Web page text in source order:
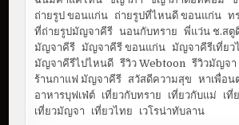
ถ่ายรูป ขอนแก่น ถ่ายรูปที่ไหนดี ขอนแก่น ท
ที่ถ่ายรูปมัญจาคีรี นอนกับทราย พี่แว่น ช.สตู
มัญจาคีรี มัญจาคีรี ขอนแก่น มัญจาคีรีเที่ยว
มัญจาคีรีไปไหนดี รีวิว Webtoon
รีวิวมัญจา
ร้านกาแฟ มัญจาคีรี สวัสดีความสุข
หาเพื่อน
อาหารบุฟเฟ่ต์ เที่ยวกับทราย เที่ยวกับแม่
เที่
เที่ยวมัญจา
เที่ยวไทย เวโรน่าทับลาน